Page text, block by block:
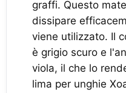
graffi. Questo
dissipare
viene utilizzato. Il
è grigio scuro e
viola, il che lo
lima per unghie